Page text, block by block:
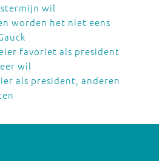
wil
worden het niet eens
favoriet als president
wil
als president, anderen